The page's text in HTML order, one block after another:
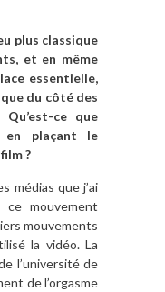
plus classique
et en même
essentielle,
du côté des
ce que
en plaçant le
?
médias que j’ai
ce mouvement
mouvements
la vidéo. La
l’université de
de l’orgasme